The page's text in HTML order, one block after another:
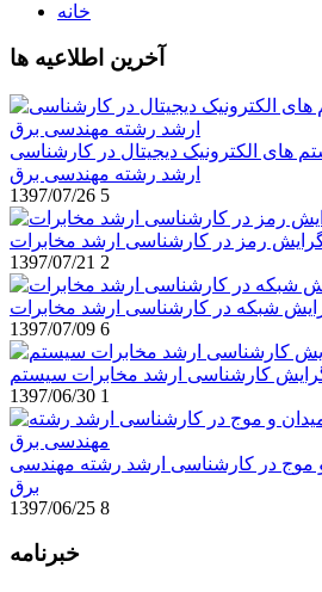
خانه
آخرین اطلاعیه ها
های الکترونیک دیجیتال در کارشناسی
ارشد رشته مهندسی برق
1397/07/26 5
گرایش رمز در کارشناسی ارشد مخابرات
1397/07/21 2
شبکه در کارشناسی ارشد مخابرات
1397/07/09 6
گرایش کارشناسی ارشد مخابرات سیستم
1397/06/30 1
و موج در کارشناسی ارشد رشته مهندسی
برق
1397/06/25 8
خبرنامه